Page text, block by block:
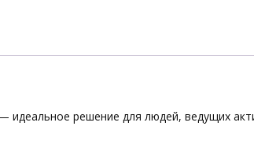
идеальное решение для людей, ведущих